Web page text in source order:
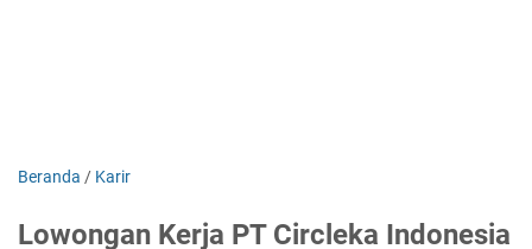
Beranda / Karir
Lowongan Kerja PT Circleka Indonesia